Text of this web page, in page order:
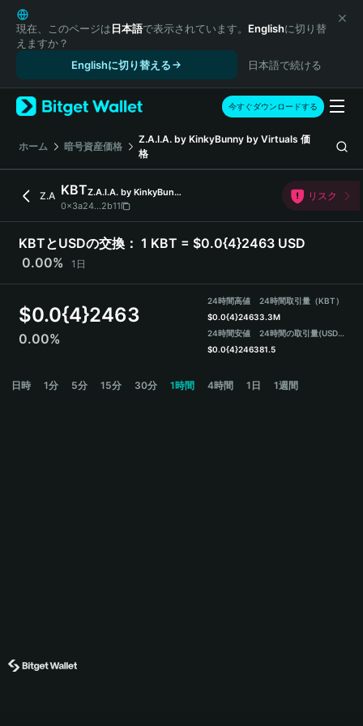
English
日本語
Tiếng Việt
Español (Latinoamérica)
Türkçe
Français
Deutsch
繁體中文
Português (Portugal)
Bahasa Indonesia
ภาษาไทย
हिन्दी
Español
Português (Brasil)
現在、このページは日本語で表示されています。 Englishに切り替
えますか？
Englishに切り替える
日本語で続ける
今すぐダウンロードする
ホーム 暗号資産価格
Z.A.I.A. by KinkyBunny by Virtuals 価
格
Z.A KBT
Z.A.I.A. by KinkyBunny by Virtuals
0x3a24...2b11
リスク
KBTとUSDの交換： 1 KBT = $0.0{4}2463 USD
0.00%
1日
$0.0{4}2463
0.00%
24時間高値
$0.0{4}2463
24時間安値
$0.0{4}2463
24時間取引量（KBT）
3.3M
24時間の取引量(USDT)
81.5
日時 1分 5分 15分 30分 1時間 4時間 1日 1週間